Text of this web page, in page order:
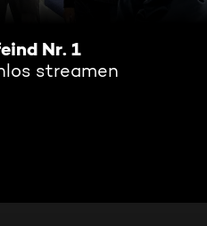
Nr. 1
streamen